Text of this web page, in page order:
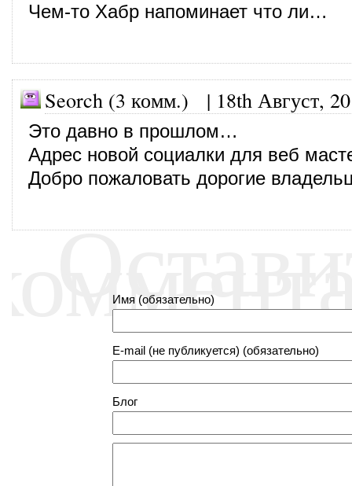
Чем-то Хабр напоминает что ли…
Seorch (3 комм.) | 18th Август,
Это давно в прошлом…
Адрес новой социалки для веб
Добро пожаловать дорогие
Имя (обязательно)
E-mail (не публикуется) (обязательно)
Блог